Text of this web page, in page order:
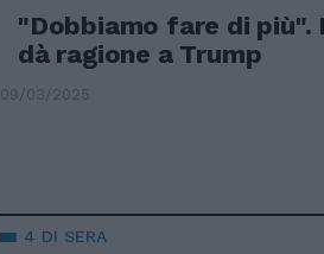
"Dobbiamo fare di più".
dà ragione a Trump
09/03/2025
4 DI SERA